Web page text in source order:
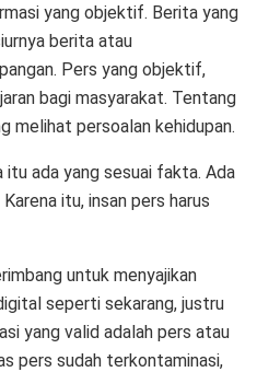
yang objektif. Berita yang
berita atau
Pers yang objektif,
bagi masyarakat. Tentang
melihat persoalan kehidupan.
ada yang sesuai fakta. Ada
itu, insan pers harus
untuk menyajikan
seperti sekarang, justru
yang valid adalah pers atau
pers sudah terkontaminasi,